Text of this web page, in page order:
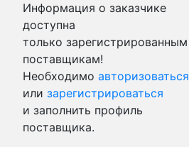
Информация о заказчике
доступна
только зарегистрированным
поставщикам!
Необходимо авторизоваться
или зарегистрироваться
и заполнить профиль
поставщика.